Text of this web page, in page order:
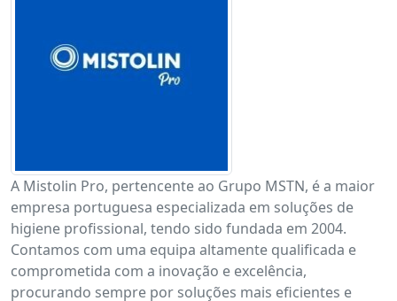
A Mistolin Pro, pertencente ao Grupo MSTN, é a maior
empresa portuguesa especializada em soluções de
higiene profissional, tendo sido fundada em 2004.
Contamos com uma equipa altamente qualificada e
comprometida com a inovação e excelência,
procurando sempre por soluções mais eficientes e